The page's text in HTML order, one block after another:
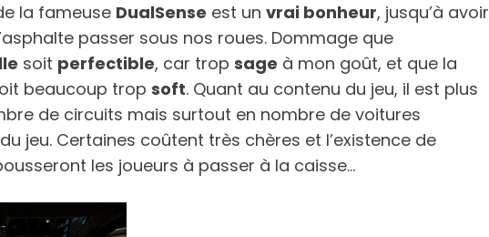
la fameuse DualSense est un vrai bonheur, jusqu’à avoir
passer sous nos roues. Dommage que
soit perfectible, car trop sage à mon goût, et que la
beaucoup trop soft. Quant au contenu du jeu, il est plus
de circuits mais surtout en nombre de voitures
jeu. Certaines coûtent très chères et l’existence de
les joueurs à passer à la caisse…